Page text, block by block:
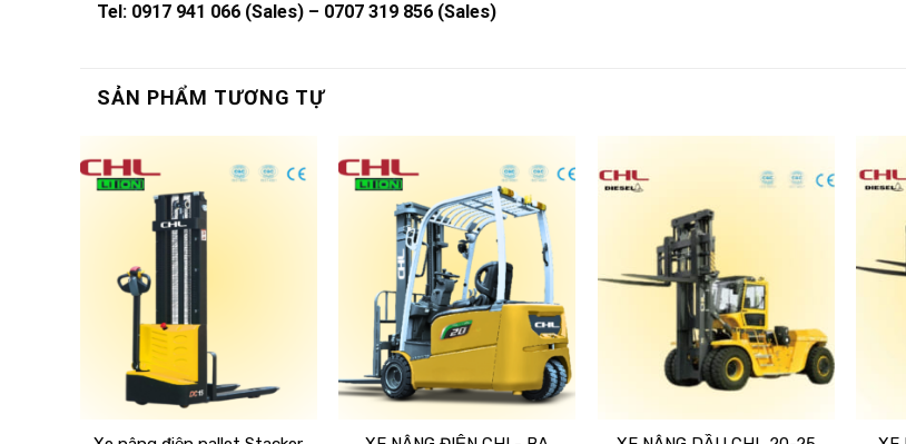
Tel: 0917 941 066 (Sales) – 0707 319 856 (Sales)
SẢN PHẨM TƯƠNG TỰ
to
wishlist
Add